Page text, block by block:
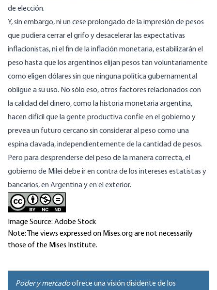
de elección.
Y, sin embargo, ni un cese prolongado de la impresión de pesos
que pudiera cerrar el grifo y desacelerar las expectativas
inflacionistas, ni el fin de la inflación monetaria, estabilizarán el
peso hasta que los argentinos elijan pesos tan voluntariamente
como eligen dólares sin que ninguna política gubernamental
obligue a su uso. No sólo eso, otros factores relacionados con
lacalidad del dinero, como la historia monetaria argentina,
hacen difícil que la gente productiva confíe en el gobierno y
prevea un futuro cercano sin considerar al peso como una
espina clavada, independientemente de la cantidad de pesos.
Pero para desprenderse del peso de la manera correcta, el
gobierno de Milei debe ir en contra de los intereses estatistas y
bancarios, en Argentina y en el exterior.
Image Source: Adobe Stock
Note: The views expressed on Mises.org are not necessarily
those of the Mises Institute.
Poder y mercadoofrece una visión disidente de los